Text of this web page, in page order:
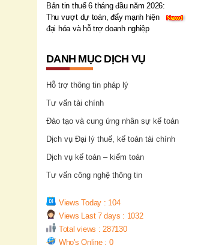
Bản tin thuế 6 tháng đầu năm 2026:
Thu vượt dự toán, đẩy mạnh hiện
đại hóa và hỗ trợ doanh nghiệp
DANH MỤC DỊCH VỤ
Hỗ trợ thông tin pháp lý
Tư vấn tài chính
Đào tạo và cung ứng nhân sự kế toán
Dịch vụ Đại lý thuế, kế toán tài chính
Dịch vụ kế toán – kiểm toán
Tư vấn công nghệ thông tin
Views Today : 104
Views Last 7 days : 1032
Total views : 287130
Who's Online : 0